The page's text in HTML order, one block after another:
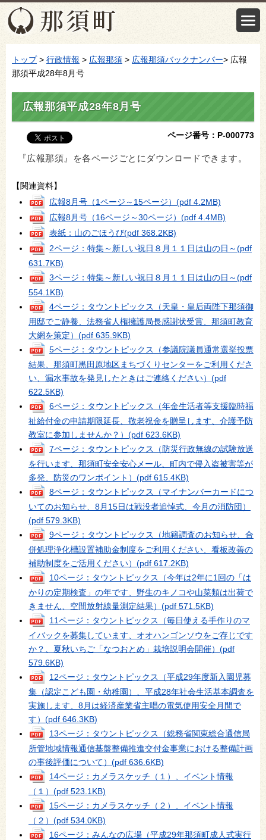
トップ> 行政情報 > 広報那須 > 広報那須バックナンバー> 広報
那須平成28年8月号
広報那須平成28年8月号
ページ番号：P-000773
『広報那須』を各ページごとにダウンロードできます。
【関連資料】
広報8月号（1ページ～15ページ） (pdf 4.2MB)
広報8月号（16ページ～30ページ） (pdf 4.4MB)
表紙：山のごほうび(pdf 368.2KB)
2ページ：特集～新しい祝日８月１１日は山の日～(pdf
631.7KB)
3ページ：特集～新しい祝日８月１１日は山の日～(pdf
554.1KB)
4ページ：タウントピックス（天皇・皇后両陛下那須御
用邸でご静養、法務省人権擁護局長感謝状受賞、那須町教育
大網を策定） (pdf 635.9KB)
5ページ：タウントピックス（参議院議員通常選挙投票
結果、那須町黒田原地区まちづくりセンターをご利用くださ
い、漏水事故を発見したときはご連絡ください） (pdf
622.5KB)
6ページ：タウントピックス（年金生活者等支援臨時福
祉給付金の申請期限延長、敬老祝金を贈呈します、介護予防
教室に参加しませんか？） (pdf 623.6KB)
7ページ：タウントピックス（防災行政無線の試験放送
を行います、那須町安全安心メール、町内で侵入盗被害等が
多発、防災のワンポイント） (pdf 615.4KB)
8ページ：タウントピックス（マイナンバーカードにつ
いてのお知らせ、8月15日は戦没者追悼式、今月の消防団）
(pdf 579.3KB)
9ページ：タウントピックス（地籍調査のお知らせ、合
併処理浄化槽設置補助金制度をご利用ください、看板改善の
補助制度をご活用ください） (pdf 617.2KB)
10ページ：タウントピックス（今年は2年に1回の「は
かりの定期検査」の年です、野生のキノコや山菜類は出荷で
きません、空間放射線量測定結果） (pdf 571.5KB)
11ページ：タウントピックス（毎日使える手作りのマ
イバックを募集しています、オオハンゴンソウをご存じです
か？、夏秋いちご「なつおとめ」栽培説明会開催） (pdf
579.6KB)
12ページ：タウントピックス（平成29年度新入園児募
集（認定こども園・幼稚園）、平成28年社会生活基本調査を
実施します、8月は経済産業省主唱の電気使用安全月間で
す） (pdf 646.3KB)
13ページ：タウントピックス（総務省関東総合通信局
所管地域情報通信基盤整備推進交付金事業における整備計画
の事後評価について） (pdf 636.6KB)
14ページ：カメラスケッチ（１）、イベント情報
（１） (pdf 523.1KB)
15ページ：カメラスケッチ（２）、イベント情報
（２） (pdf 534.0KB)
16ページ：みんなの広場（平成29年那須町成人式実行